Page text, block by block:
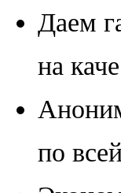
Даем
на
по